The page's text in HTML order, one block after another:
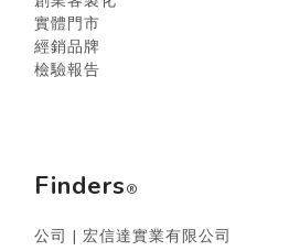
實體門市
經銷品牌
檢驗報告
Finders®
公司 | 宏信達實業有限公司